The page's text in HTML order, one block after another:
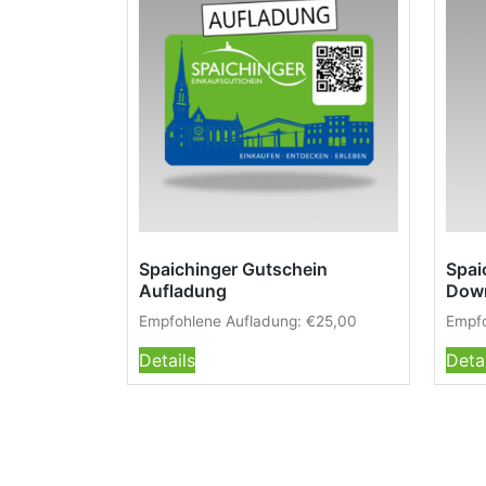
Spaichinger Gutschein
Aufladung
Empfohlene Aufladung: €25,00
Details